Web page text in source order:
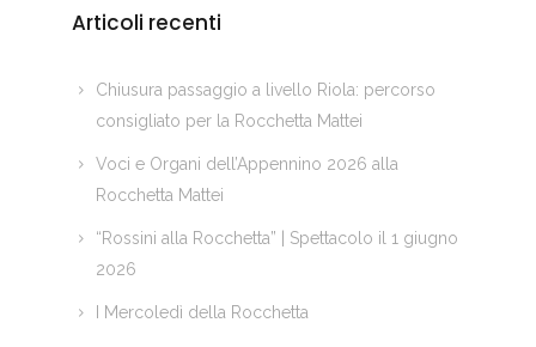
Articoli recenti
Chiusura passaggio a livello Riola: percorso
consigliato per la Rocchetta Mattei
Voci e Organi dell’Appennino 2026 alla
Rocchetta Mattei
“Rossini alla Rocchetta” | Spettacolo il 1 giugno
2026
I Mercoledì della Rocchetta